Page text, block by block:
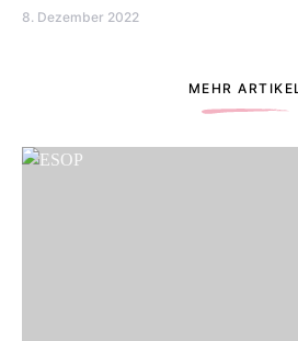
8. Dezember 2022
MEHR